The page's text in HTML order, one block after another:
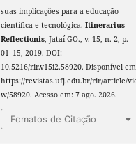
suas implicações para a educação
científica e tecnológica.Itinerarius
Reflectionis, Jataí-GO., v. 15, n. 2, p.
01–15, 2019. DOI:
10.5216/rir.v15i2.58920. Disponível
https://revistas.ufj.edu.br/rir/article/
w/58920. Acesso em: 7 ago. 2026.
Fomatos de Citação